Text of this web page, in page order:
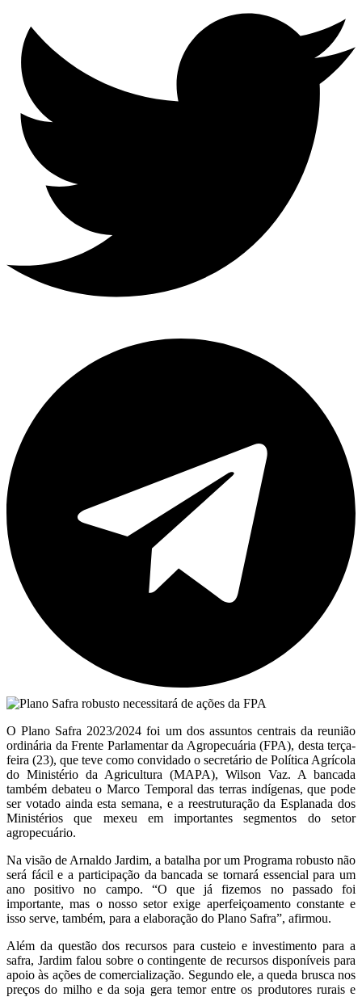
O Plano Safra 2023/2024 foi um dos assuntos centrais da reunião
ordinária da Frente Parlamentar da Agropecuária (FPA), desta terça-
feira (23), que teve como convidado o secretário de Política Agrícola
do Ministério da Agricultura (MAPA), Wilson Vaz. A bancada
também debateu o Marco Temporal das terras indígenas, que pode
ser votado ainda esta semana, e a reestruturação da Esplanada dos
Ministérios que mexeu em importantes segmentos do setor
agropecuário.
Na visão de Arnaldo Jardim, a batalha por um Programa robusto não
será fácil e a participação da bancada se tornará essencial para um
ano positivo no campo. “O que já fizemos no passado foi
importante, mas o nosso setor exige aperfeiçoamento constante e
isso serve, também, para a elaboração do Plano Safra”, afirmou.
Além da questão dos recursos para custeio e investimento para a
safra, Jardim falou sobre o contingente de recursos disponíveis para
apoio às ações de comercialização. Segundo ele, a queda brusca nos
preços do milho e da soja gera temor entre os produtores rurais e